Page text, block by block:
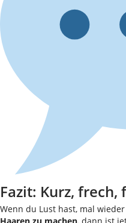
Fazit: Kurz, frech,
Wenn du Lust hast, mal wieder